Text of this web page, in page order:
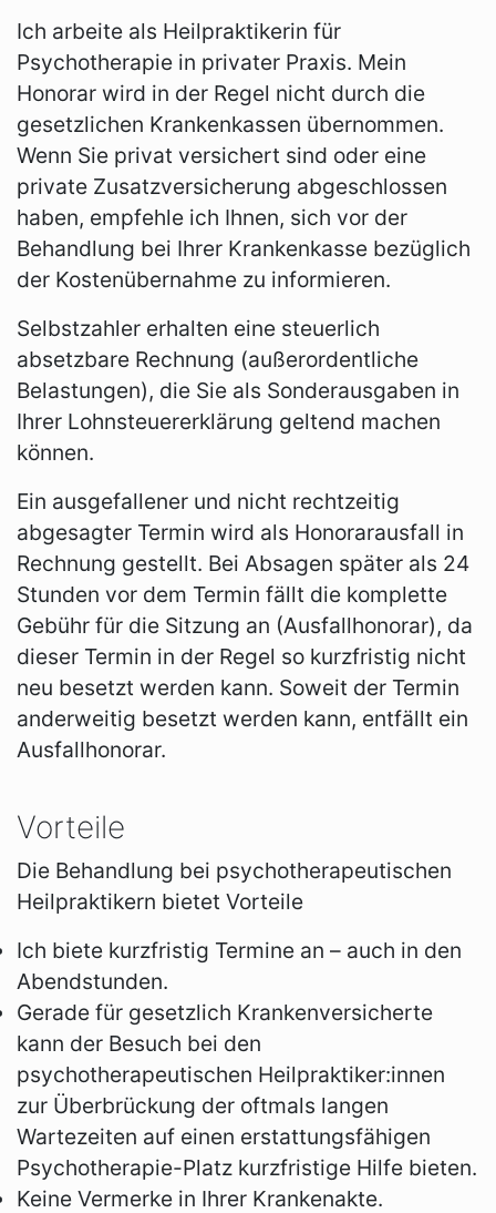
Ich arbeite als Heilpraktikerin für
Psychotherapie in privater Praxis. Mein
Honorar wird in der Regel nicht durch die
gesetzlichen Krankenkassen übernommen.
Wenn Sie privat versichert sind oder eine
private Zusatzversicherung abgeschlossen
haben, empfehle ich Ihnen, sich vor der
Behandlung bei Ihrer Krankenkasse bezüglich
der Kostenübernahme zu informieren.
Selbstzahler erhalten eine steuerlich
absetzbare Rechnung (außerordentliche
Belastungen), die Sie als Sonderausgaben in
Ihrer Lohnsteuererklärung geltend machen
können.
Ein ausgefallener und nicht rechtzeitig
abgesagter Termin wird als Honorarausfall in
Rechnung gestellt. Bei Absagen später als 24
Stunden vor dem Termin fällt die komplette
Gebühr für die Sitzung an (Ausfallhonorar), da
dieser Termin in der Regel so kurzfristig nicht
neu besetzt werden kann. Soweit der Termin
anderweitig besetzt werden kann, entfällt ein
Ausfallhonorar.
Vorteile
Die Behandlung bei psychotherapeutischen
Heilpraktikern bietet Vorteile
Ich biete kurzfristig Termine an – auch in den
Abendstunden.
Gerade für gesetzlich Krankenversicherte
kann der Besuch bei den
psychotherapeutischen Heilpraktiker:innen
zur Überbrückung der oftmals langen
Wartezeiten auf einen erstattungsfähigen
Psychotherapie-Platz kurzfristige Hilfe bieten.
Keine Vermerke in Ihrer Krankenakte.